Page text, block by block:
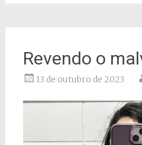
Revendo o
13 de outubro de 2023